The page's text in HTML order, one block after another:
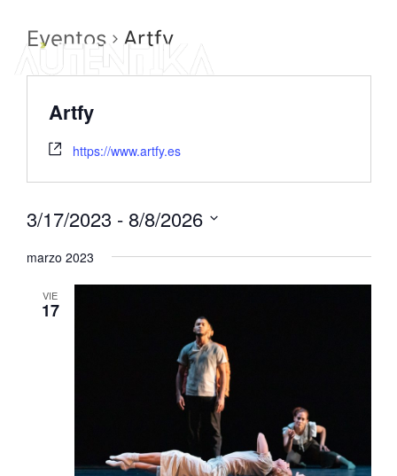
Eventos Artfy
Artfy
https://www.artfy.es
3/17/2023 - 8/8/2026
fecha.
marzo 2023
VIE
17